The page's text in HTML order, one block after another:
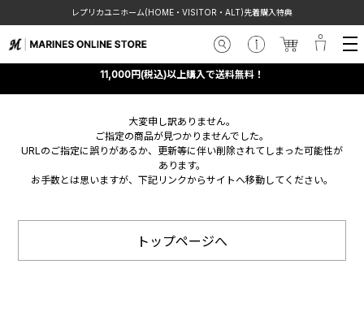
レプリカユニホーム(HOME・VISITOR・ALT)先着購入特典
11,000円(税込)以上購入で送料無料！
大変申し訳ありません。
ご指定の商品が見つかりませんでした。
URLのご指定に誤りがあるか、更新等に伴い削除されてしまった可能性が
あります。
お手数とは思いますが、下記リンクからサイトへ移動してください。
トップページへ